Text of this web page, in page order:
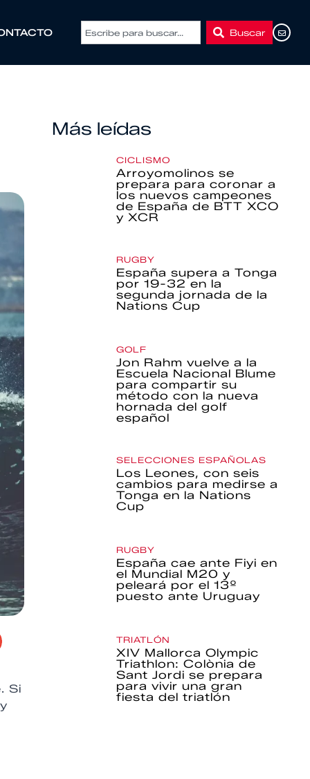
Buscar
Si
Más leídas
CICLISMO
Arroyomolinos se
prepara para coronar a
los nuevos campeones
de España de BTT XCO
y XCR
RUGBY
España supera a Tonga
por 19-32 en la
segunda jornada de la
Nations Cup
GOLF
Jon Rahm vuelve a la
Escuela Nacional Blume
para compartir su
método con la nueva
hornada del golf
español
SELECCIONES ESPAÑOLAS
Los Leones, con seis
cambios para medirse a
Tonga en la Nations
Cup
RUGBY
España cae ante Fiyi en
el Mundial M20 y
peleará por el 13º
puesto ante Uruguay
TRIATLÓN
XIV Mallorca Olympic
Triathlon: Colònia de
Sant Jordi se prepara
para vivir una gran
fiesta del triatlón